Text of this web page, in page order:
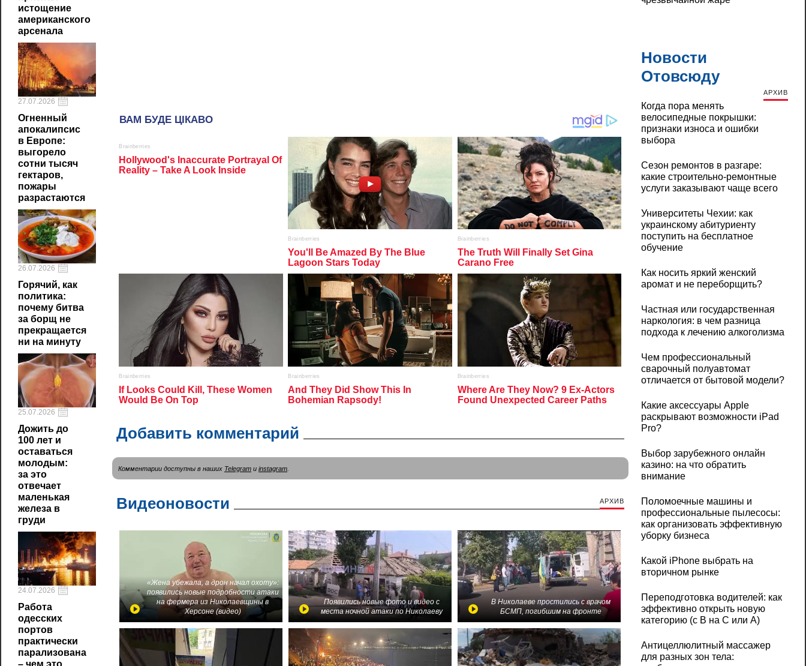
истощение
американского
арсенала
27.07.2026
Огненный
апокалипсис
в Европе:
выгорело
сотни тысяч
гектаров,
пожары
разрастаются
26.07.2026
Горячий, как
политика:
почему битва
за борщ не
прекращается
ни на минуту
25.07.2026
Дожить до
100 лет и
оставаться
молодым:
за это
отвечает
маленькая
железа в
груди
24.07.2026
Работа
одесских
портов
практически
парализована
– чем это
Добавить комментарий
Комментарии доступны в наших Telegram и instagram
Видеоновости АРХИВ
«Жена убежала, а дрон начал охоту»:
появились новые подробности атаки
на фермера из Николаевщины в
Херсоне (видео)
Появились новые фото и видео с
места ночной атаки по Николаеву
В Николаеве простились с врачом
БСМП, погибшим на фронте
Новости
Отовсюду
АРХИВ
Когда пора менять
велосипедные покрышки:
признаки износа и ошибки
выбора
Сезон ремонтов в разгаре:
какие строительно-ремонтные
услуги заказывают чаще всего
Университеты Чехии: как
украинскому абитуриенту
поступить на бесплатное
обучение
Как носить яркий женский
аромат и не переборщить?
Частная или государственная
наркология: в чем разница
подхода к лечению алкоголизма
Чем профессиональный
сварочный полуавтомат
отличается от бытовой модели?
Какие аксессуары Apple
раскрывают возможности iPad
Pro?
Выбор зарубежного онлайн
казино: на что обратить
внимание
Поломоечные машины и
профессиональные пылесосы:
как организовать эффективную
уборку бизнеса
Какой iPhone выбрать на
вторичном рынке
Переподготовка водителей: как
эффективно открыть новую
категорию (с B на C или А)
Антицеллюлитный массажер
для разных зон тела: